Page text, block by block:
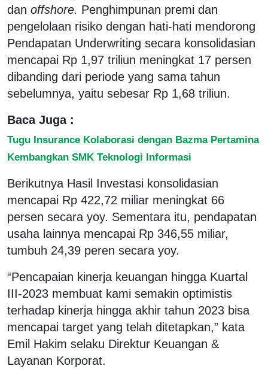
dan offshore. Penghimpunan premi dan
pengelolaan risiko dengan hati-hati mendorong
Pendapatan Underwriting secara konsolidasian
mencapai Rp 1,97 triliun meningkat 17 persen
dibanding dari periode yang sama tahun
sebelumnya, yaitu sebesar Rp 1,68 triliun.
Baca Juga :
Tugu Insurance Kolaborasi dengan Bazma Pertamina
Kembangkan SMK Teknologi Informasi
Berikutnya Hasil Investasi konsolidasian
mencapai Rp 422,72 miliar meningkat 66
persen secara yoy. Sementara itu, pendapatan
usaha lainnya mencapai Rp 346,55 miliar,
tumbuh 24,39 peren secara yoy.
“Pencapaian kinerja keuangan hingga Kuartal
III-2023 membuat kami semakin optimistis
terhadap kinerja hingga akhir tahun 2023 bisa
mencapai target yang telah ditetapkan,” kata
Emil Hakim selaku Direktur Keuangan &
Layanan Korporat.